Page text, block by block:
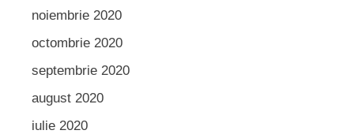
noiembrie 2020
octombrie 2020
septembrie 2020
august 2020
iulie 2020